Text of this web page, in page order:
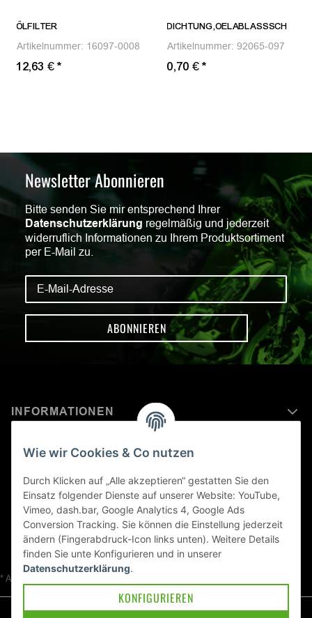
ÖLFILTER
Artikelnummer: 16097-0008
12,63 €*
DICHTUNG,OELABLASSSCH
Artikelnummer: 92065-097
0,70 €*
Newsletter Abonnieren
Bitte senden Sie mir entsprechend Ihrer
Datenschutzerklärung regelmäßig und jederzeit
widerruflich Informationen zu Ihrem Produktsortiment
per E-Mail zu.
ABONNIEREN
INFORMATIONEN
MEHR ERFAHREN ÜBER
KAWASAKI WELT
Blog
* Alle Preise inkl. gesetzlicher USt., zzgl.
Wie wir Cookies & Co nutzen
Durch Klicken auf „Alle akzeptieren“ gestatten Sie den
Einsatz folgender Dienste auf unserer Website: YouTube,
Vimeo, dash.bar, Google Analytics 4, Google Ads
Conversion Tracking. Sie können die Einstellung jederzeit
ändern (Fingerabdruck-Icon links unten). Weitere Details
finden Sie unte Konfigurieren und in unserer
Datenschutzerklärung.
KONFIGURIEREN